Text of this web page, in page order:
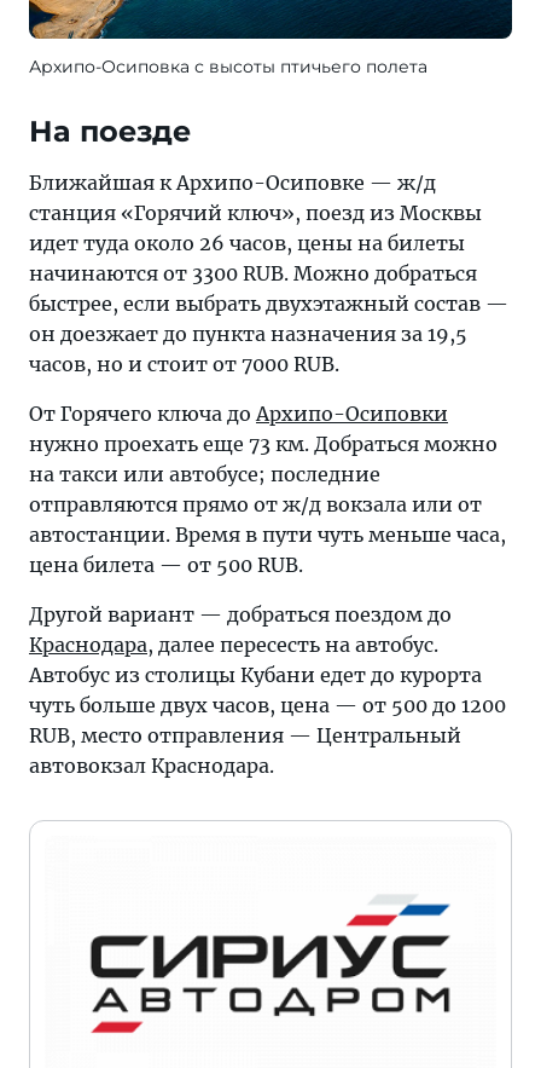
Архипо-Осиповка с высоты птичьего полета
На поезде
Ближайшая к Архипо-Осиповке — ж/д
станция «Горячий ключ», поезд из Москвы
идет туда около 26 часов, цены на билеты
начинаются от 3300 RUB. Можно добраться
быстрее, если выбрать двухэтажный состав —
он доезжает до пункта назначения за 19,5
часов, но и стоит от 7000 RUB.
От Горячего ключа доАрхипо-Осиповки
нужно проехать еще 73 км. Добраться можно
на такси или автобусе; последние
отправляются прямо от ж/д вокзала или от
автостанции. Время в пути чуть меньше часа,
цена билета — от 500 RUB.
Другой вариант — добраться поездом до
Краснодара, далее пересесть на автобус.
Автобус из столицы Кубани едет до курорта
чуть больше двух часов, цена — от 500 до 1200
RUB, место отправления — Центральный
автовокзал Краснодара.